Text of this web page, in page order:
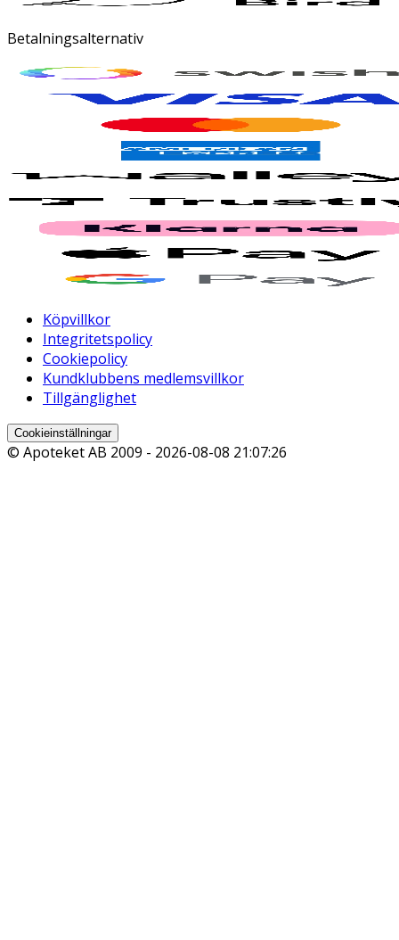
Betalningsalternativ
Köpvillkor
Integritetspolicy
Cookiepolicy
Kundklubbens medlemsvillkor
Tillgänglighet
Cookieinställningar
© Apoteket AB 2009 - 2026-08-08 21:07:26